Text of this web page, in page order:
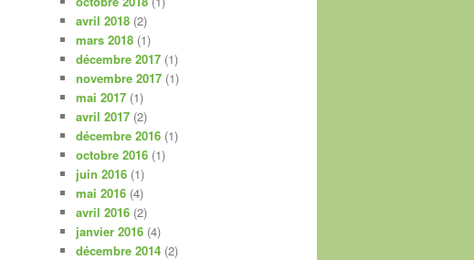
avril 2018 (2)
mars 2018 (1)
décembre 2017 (1)
novembre 2017 (1)
mai 2017 (1)
avril 2017 (2)
décembre 2016 (1)
octobre 2016 (1)
juin 2016 (1)
mai 2016 (4)
avril 2016 (2)
janvier 2016 (4)
décembre 2014 (2)